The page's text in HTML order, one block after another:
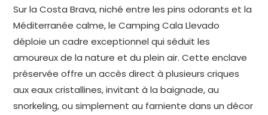
Sur la Costa Brava, niché entre les pins odorants et la
Méditerranée calme, le Camping Cala Llevado
déploie un cadre exceptionnel qui séduit les
amoureux de la nature et du plein air. Cette enclave
préservée offre un accès direct à plusieurs criques
aux eaux cristallines, invitant à la baignade, au
snorkeling, ou simplement au farniente dans un décor